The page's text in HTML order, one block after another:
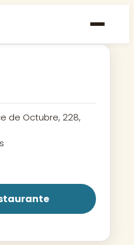
de Octubre, 228,